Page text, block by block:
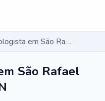
Pneumologista em São Rafael - RN
São Rafael